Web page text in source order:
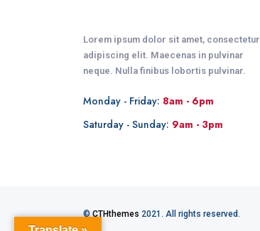
Lorem ipsum dolor sit amet, consectetur
adipiscing elit. Maecenas in pulvinar
neque. Nulla finibus lobortis pulvinar.
Monday - Friday: 8am - 6pm
Saturday - Sunday: 9am - 3pm
©CTHthemes 2021. All rights reserved.